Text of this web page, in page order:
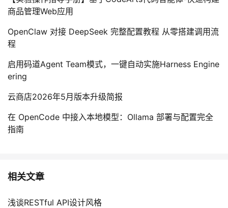
商品管理Web应用
OpenClaw 对接 DeepSeek 完整配置教程 从零搭建调用流
程
启用码道Agent Team模式，一键自动实施Harness Engine
ering
云商店2026年5月版本升级简报
在 OpenCode 中接入本地模型：Ollama 部署与配置完全
指南
相关文章
浅谈RESTful API设计风格